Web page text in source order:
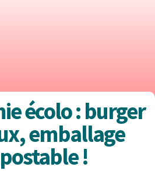
écolo : burger
emballage
!